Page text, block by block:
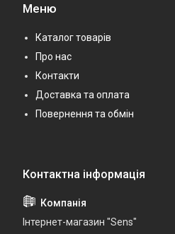
Меню
Каталог товарів
Про нас
Контакти
Доставка та оплата
Повернення та обмін
Iнтернет-магазин "Sens"